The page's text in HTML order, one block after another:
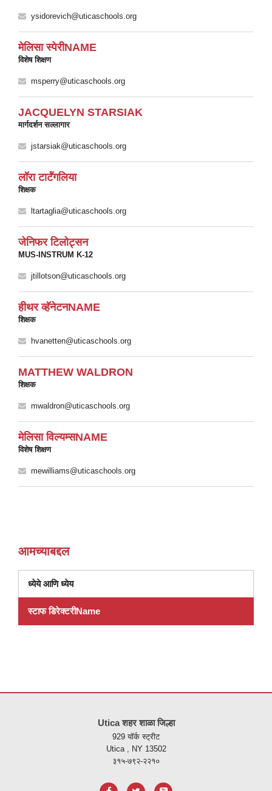
ysidorevich@uticaschools.org
मेलिसा स्पेरीNAME
विशेष शिक्षण
msperry@uticaschools.org
JACQUELYN STARSIAK
मार्गदर्शन सल्लागार
jstarsiak@uticaschools.org
लॉरा टार्टॅगलिया
शिक्षक
ltartaglia@uticaschools.org
जेनिफर टिलोट्सन
MUS-INSTRUM K-12
jtillotson@uticaschools.org
हीथर व्हॅनेटनNAME
शिक्षक
hvanetten@uticaschools.org
MATTHEW WALDRON
शिक्षक
mwaldron@uticaschools.org
मेलिसा विल्यम्सNAME
विशेष शिक्षण
mewilliams@uticaschools.org
आमच्याबद्दल
ध्येये आणि ध्येय
स्टाफ डिरेक्टरीName
Utica शहर शाळा जिल्हा
929 यॉर्क स्ट्रीट
Utica , NY 13502
३१५-७९२-२२१०